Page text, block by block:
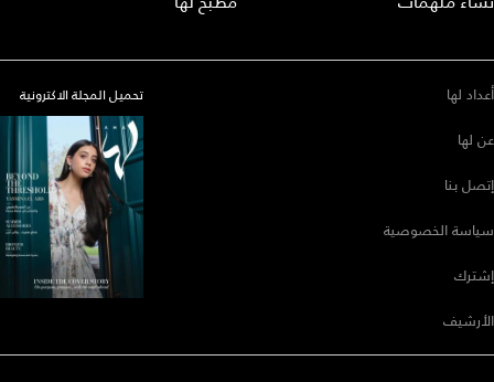
أعداد لها
عن لها
إتصل بنا
سياسة الخصوصية
إشترك
الأرشيف
تحميل المجلة الاكترونية